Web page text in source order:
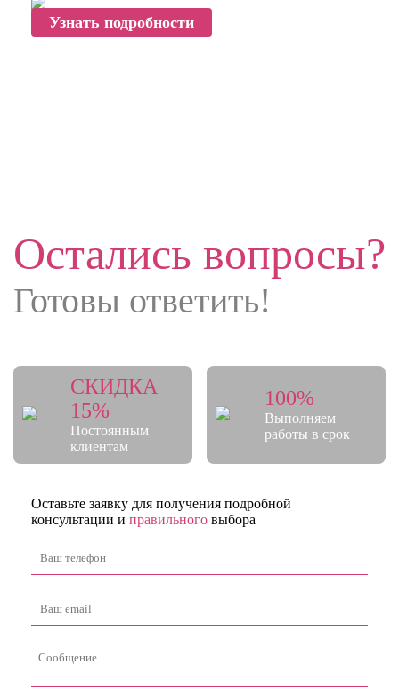
Узнать подробности
Остались вопросы?
Готовы ответить!
CКИДКА
15%
Постоянным
клиентам
100%
Выполняем
работы в срок
Оставьте заявку для получения подробной
консультации и правильного выбора